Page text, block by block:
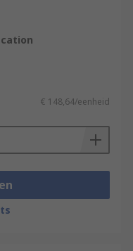
€ 148,64/eenheid